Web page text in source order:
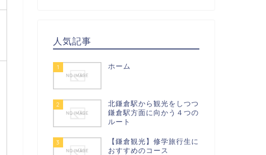
人気記事
1 ホーム
2
北鎌倉駅から観光をしつつ
鎌倉駅方面に向かう４つの
ルート
3
【鎌倉観光】修学旅行生に
おすすめのコース